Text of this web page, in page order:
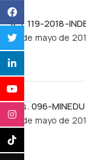
R.J. 119-2018-
21 de mayo de
Res. 096-MINEDU
21 de mayo de